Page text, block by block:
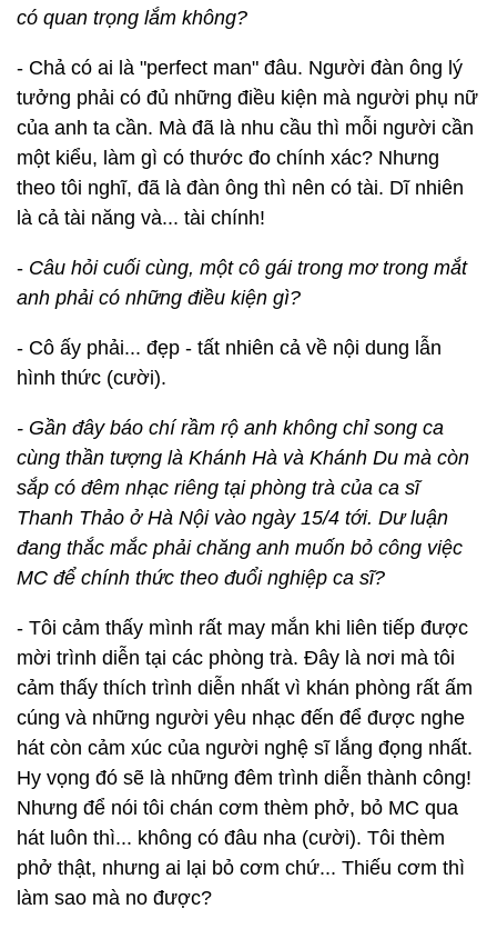
có quan trọng lắm không?
- Chả có ai là "perfect man" đâu. Người đàn ông lý
tưởng phải có đủ những điều kiện mà người phụ nữ
của anh ta cần. Mà đã là nhu cầu thì mỗi người cần
một kiểu, làm gì có thước đo chính xác? Nhưng
theo tôi nghĩ, đã là đàn ông thì nên có tài. Dĩ nhiên
là cả tài năng và... tài chính!
- Câu hỏi cuối cùng, một cô gái trong mơ trong mắt
anh phải có những điều kiện gì?
- Cô ấy phải... đẹp - tất nhiên cả về nội dung lẫn
hình thức (cười).
- Gần đây báo chí rầm rộ anh không chỉ song ca
cùng thần tượng là Khánh Hà và Khánh Du mà còn
sắp có đêm nhạc riêng tại phòng trà của ca sĩ
Thanh Thảo ở Hà Nội vào ngày 15/4 tới. Dư luận
đang thắc mắc phải chăng anh muốn bỏ công việc
MC để chính thức theo đuổi nghiệp ca sĩ?
- Tôi cảm thấy mình rất may mắn khi liên tiếp được
mời trình diễn tại các phòng trà. Đây là nơi mà tôi
cảm thấy thích trình diễn nhất vì khán phòng rất ấm
cúng và những người yêu nhạc đến để được nghe
hát còn cảm xúc của người nghệ sĩ lắng đọng nhất.
Hy vọng đó sẽ là những đêm trình diễn thành công!
Nhưng để nói tôi chán cơm thèm phở, bỏ MC qua
hát luôn thì... không có đâu nha (cười). Tôi thèm
phở thật, nhưng ai lại bỏ cơm chứ... Thiếu cơm thì
làm sao mà no được?